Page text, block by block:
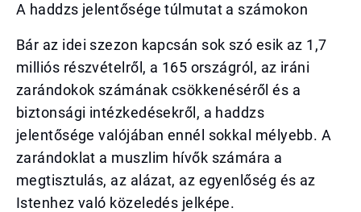
A haddzs jelentősége túlmutat a számokon
Bár az idei szezon kapcsán sok szó esik az 1,7
milliós részvételről, a 165 országról, az iráni
zarándokok számának csökkenéséről és a
biztonsági intézkedésekről, a haddzs
jelentősége valójában ennél sokkal mélyebb. A
zarándoklat a muszlim hívők számára a
megtisztulás, az alázat, az egyenlőség és az
Istenhez való közeledés jelképe.